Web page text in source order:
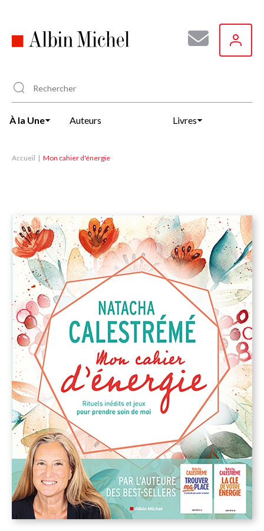
principal
À la Une Auteurs Livres
Accueil Mon cahier d'énergie